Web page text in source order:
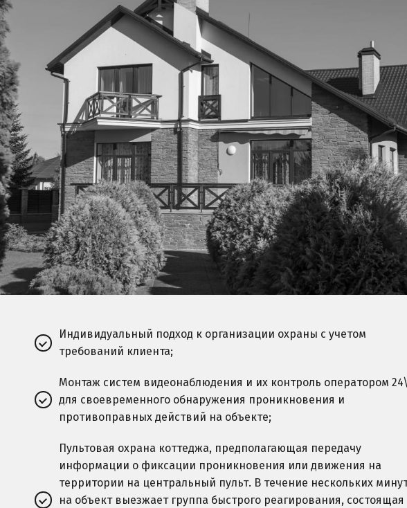
Индивидуальный подход к организации охраны с учетом
требований клиента;
Монтаж систем видеонаблюдения и их контроль оператором
для своевременного обнаружения проникновения и
противоправных действий на объекте;
Пультовая охрана коттеджа, предполагающая передачу
информации о фиксации проникновения или движения на
территории на центральный пульт. В течение нескольких
на объект выезжает группа быстрого реагирования, состоящая